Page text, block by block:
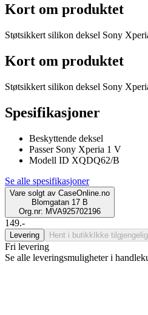
Kort om produktet
Støtsikkert silikon deksel Sony
Kort om produktet
Støtsikkert silikon deksel Sony
Spesifikasjoner
Beskyttende deksel
Passer Sony Xperia 1 V
Modell ID XQDQ62/B
Se alle spesifikasjoner
Vare solgt av CaseOnline.no
Blomgatan 17 B
Org.nr: MVA925702196
149.-
Levering Hent i butikk Ikke tilgjengelig
Fri levering
Se alle leveringsmuligheter i